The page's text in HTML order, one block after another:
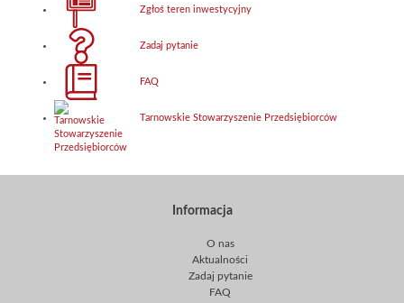
Zgłoś teren inwestycyjny
Zadaj pytanie
FAQ
Tarnowskie Stowarzyszenie Przedsiębiorców
Informacja
O nas
Aktualności
Zadaj pytanie
FAQ